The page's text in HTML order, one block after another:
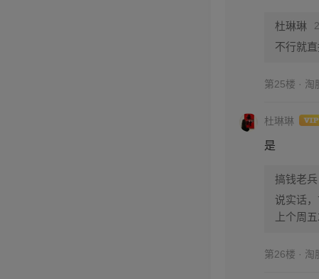
杜琳琳
不行就
第25楼 · 淘
杜琳琳
是
搞钱老兵
说实话
上个周
第26楼 · 淘